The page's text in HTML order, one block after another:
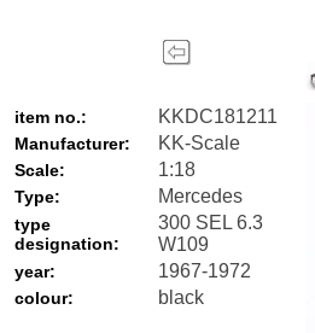
item no.: KKDC181211
Manufacturer: KK-Scale
Scale: 1:18
Type: Mercedes
type
designation:
300 SEL 6.3
W109
year: 1967-1972
colour: black